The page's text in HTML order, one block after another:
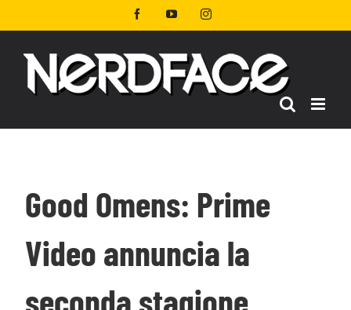
al
FacebookYouTubeInstagram
Good Omens: Prime
Video annuncia la
seconda stagione